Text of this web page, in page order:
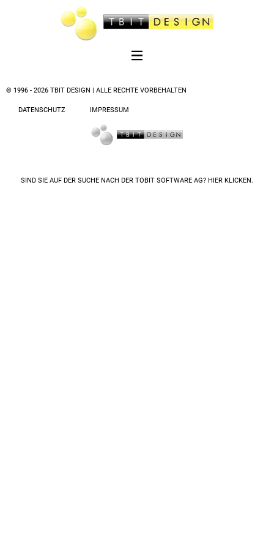
© 1996 - 2026 TBIT DESIGN | ALLE RECHTE VORBEHALTEN
DATENSCHUTZ IMPRESSUM
SIND SIE AUF DER SUCHE NACH DER TOBIT SOFTWARE AG? HIER KLICKEN.